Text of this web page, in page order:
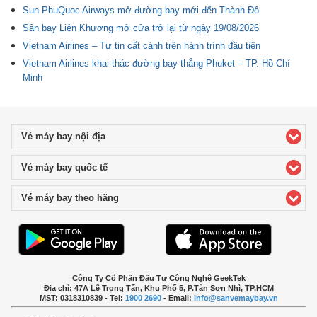
Sun PhuQuoc Airways mở đường bay mới đến Thành Đô
Sân bay Liên Khương mở cửa trở lại từ ngày 19/08/2026
Vietnam Airlines – Tự tin cất cánh trên hành trình đầu tiên
Vietnam Airlines khai thác đường bay thẳng Phuket – TP. Hồ Chí
Minh
Vé máy bay nội địaclick to expand contents
Vé máy bay quốc tếclick to expand contents
Vé máy bay theo hãng
Công Ty Cổ Phần Đầu Tư Công Nghệ GeekTek
Địa chỉ: 47A Lê Trọng Tấn, Khu Phố 5, P.Tân Sơn Nhì, TP.HCM
MST: 0318310839 - Tel: 1900 2690- Email: info@sanvemaybay.vn